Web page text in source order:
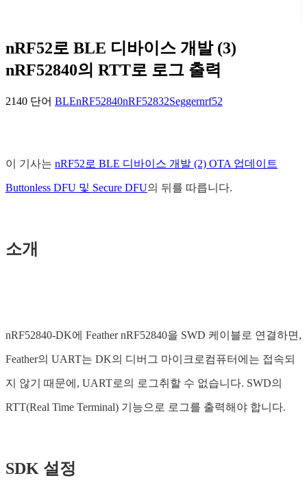
nRF52로 BLE 디바이스 개발 (3)
nRF52840의 RTT로 로그 출력
2140 단어 BLEnRF52840nRF52832Seggernrf52
이 기사는 nRF52로 BLE 디바이스 개발 (2) OTA 업데이트
Buttonless DFU 및 Secure DFU의 뒤를 따릅니다.
소개
nRF52840-DK에 Feather nRF52840을 SWD 케이블로 연결하면,
Feather의 UART는 DK의 디버그 마이크로컴퓨터에는 접속되
지 않기 때문에, UART로의 로그취할 수 없습니다. SWD의
RTT(Real Time Terminal) 기능으로 로그를 출력해야 합니다.
SDK 설정